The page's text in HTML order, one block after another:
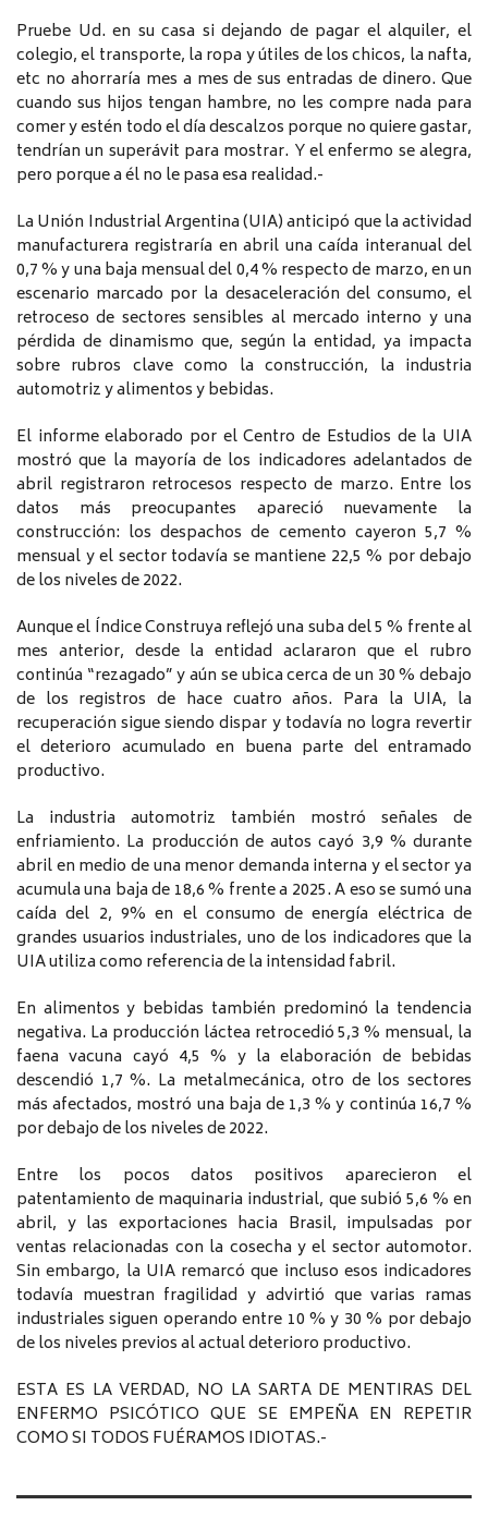
Pruebe Ud. en su casa si dejando de pagar el alquiler, el
colegio, el transporte, la ropa y útiles de los chicos, la nafta,
etc no ahorraría mes a mes de sus entradas de dinero. Que
cuando sus hijos tengan hambre, no les compre nada para
comer y estén todo el día descalzos porque no quiere gastar,
tendrían un superávit para mostrar. Y el enfermo se alegra,
pero porque a él no le pasa esa realidad.-
La Unión Industrial Argentina (UIA) anticipó que la actividad
manufacturera registraría en abril una caída interanual del
0,7 % y una baja mensual del 0,4 % respecto de marzo, en un
escenario marcado por la desaceleración del consumo, el
retroceso de sectores sensibles al mercado interno y una
pérdida de dinamismo que, según la entidad, ya impacta
sobre rubros clave como la construcción, la industria
automotriz y alimentos y bebidas.
El informe elaborado por el Centro de Estudios de la UIA
mostró que la mayoría de los indicadores adelantados de
abril registraron retrocesos respecto de marzo. Entre los
datos más preocupantes apareció nuevamente la
construcción: los despachos de cemento cayeron 5,7 %
mensual y el sector todavía se mantiene 22,5 % por debajo
de los niveles de 2022.
Aunque el Índice Construya reflejó una suba del 5 % frente al
mes anterior, desde la entidad aclararon que el rubro
continúa “rezagado” y aún se ubica cerca de un 30 % debajo
de los registros de hace cuatro años. Para la UIA, la
recuperación sigue siendo dispar y todavía no logra revertir
el deterioro acumulado en buena parte del entramado
productivo.
La industria automotriz también mostró señales de
enfriamiento. La producción de autos cayó 3,9 % durante
abril en medio de una menor demanda interna y el sector ya
acumula una baja de 18,6 % frente a 2025. A eso se sumó una
caída del 2, 9% en el consumo de energía eléctrica de
grandes usuarios industriales, uno de los indicadores que la
UIA utiliza como referencia de la intensidad fabril.
En alimentos y bebidas también predominó la tendencia
negativa. La producción láctea retrocedió 5,3 % mensual, la
faena vacuna cayó 4,5 % y la elaboración de bebidas
descendió 1,7 %. La metalmecánica, otro de los sectores
más afectados, mostró una baja de 1,3 % y continúa 16,7 %
por debajo de los niveles de 2022.
Entre los pocos datos positivos aparecieron el
patentamiento de maquinaria industrial, que subió 5,6 % en
abril, y las exportaciones hacia Brasil, impulsadas por
ventas relacionadas con la cosecha y el sector automotor.
Sin embargo, la UIA remarcó que incluso esos indicadores
todavía muestran fragilidad y advirtió que varias ramas
industriales siguen operando entre 10 % y 30 % por debajo
de los niveles previos al actual deterioro productivo.
ESTA ES LA VERDAD, NO LA SARTA DE MENTIRAS DEL
ENFERMO PSICÓTICO QUE SE EMPEÑA EN REPETIR
COMO SI TODOS FUÉRAMOS IDIOTAS.-